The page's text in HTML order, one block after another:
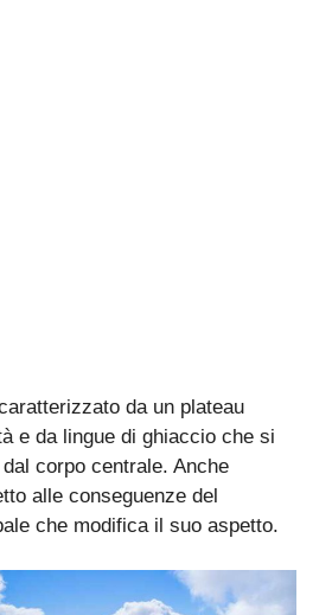
da un plateau
e da lingue di ghiaccio che si
corpo centrale. Anche
alle conseguenze del
che modifica il suo aspetto.